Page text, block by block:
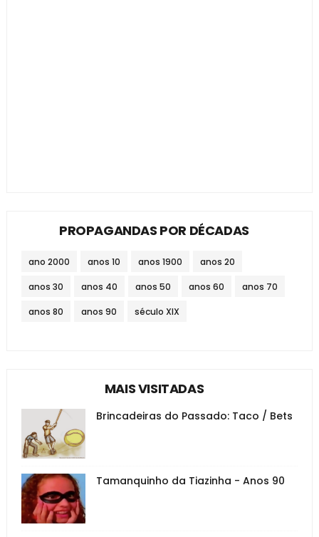
PROPAGANDAS POR DÉCADAS
ano 2000 anos 10 anos 1900 anos 20
anos 30 anos 40 anos 50 anos 60 anos 70
anos 80 anos 90 século XIX
MAIS VISITADAS
Brincadeiras do Passado: Taco / Bets
Tamanquinho da Tiazinha - Anos 90